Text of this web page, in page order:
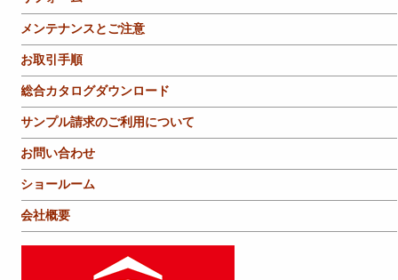
メンテナンスとご注意
お取引手順
総合カタログダウンロード
サンプル請求のご利用について
お問い合わせ
ショールーム
会社概要